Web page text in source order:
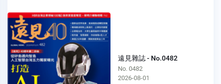
遠見雜誌 - No.0482
No. 0482
2026-08-01